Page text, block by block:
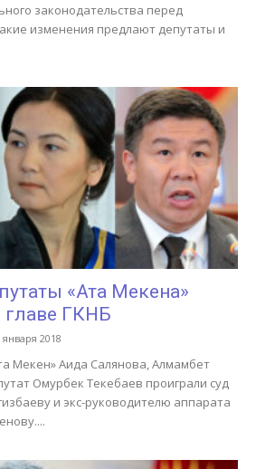
законодательства перед
изменения предлают депутаты и
«Ата Мекена»
главе ГКНБ
января 2018
Мекен» Аида Салянова, Алмамбет
Омурбек Текебаев проиграли суд
и экс-руководителю аппарата